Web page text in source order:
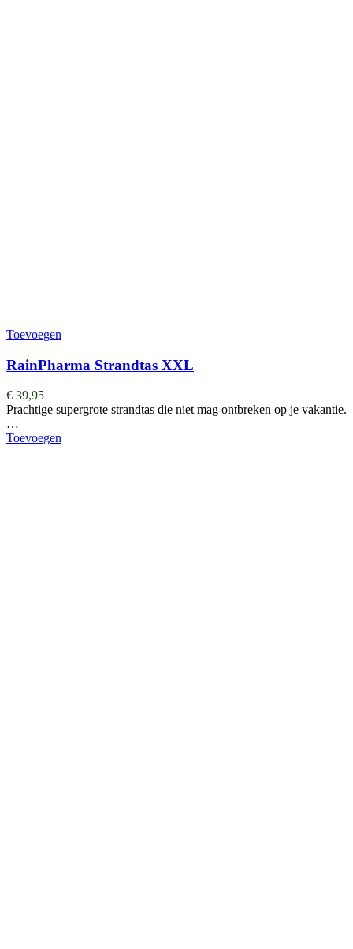
Toevoegen
RainPharma Strandtas XXL
€ 39,95
Prachtige supergrote strandtas die niet mag ontbreken op je vakantie.
…
Toevoegen